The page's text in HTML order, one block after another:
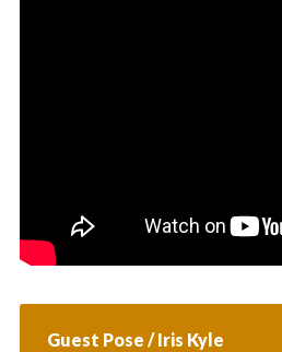
Guest Pose / Iris Kyle